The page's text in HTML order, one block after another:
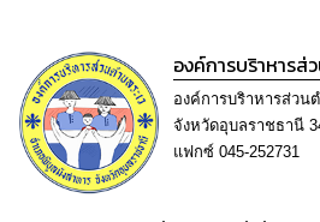
ท้อง
ถิ่น
ของ
เรา
องค์การบริาหารส่
องค์การบริาหารส่วน
จังหวัดอุบลราชธานี
แฟกซ์ 045-252731